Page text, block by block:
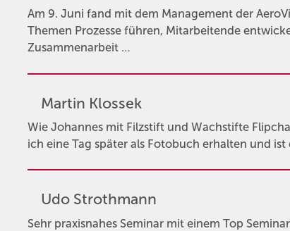
Am 9. Juni fand mit dem Management der
Themen Prozesse führen, Mitarbeitende
Zusammenarbeit …
Martin Klossek
Wie Johannes mit Filzstift und Wachstifte
ich eine Tag später als Fotobuch erhalten und
Udo Strothmann
Sehr praxisnahes Seminar mit einem Top